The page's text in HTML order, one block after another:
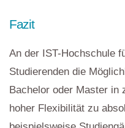
Fazit
An der IST-Hochschule
Studierenden die
Bachelor oder Master in
hoher Flexibilität zu